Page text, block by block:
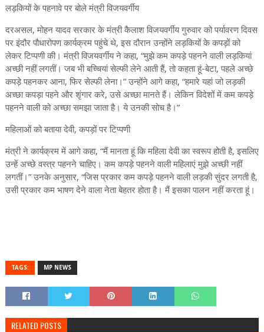
लड़कियों के पहनावे पर बोले मंत्री विजयवर्गीय
दरअसल, मोहन यादव सरकार के मंत्री कैलाश विजयवर्गीय गुरुवार को पर्यावरण दिवस
पर इंदौर पौधारोपण कार्यक्रम पहुंचे थे, इस दौरान उन्होंने लड़कियों के कपड़ों को
लेकर टिप्पणी की। मंत्री विजयवर्गीय ने कहा, “मुझे कम कपड़े पहनने वाली लड़कियां
अच्छी नहीं लगतीं। जब भी बच्चियां सेल्फी लेने आती हैं, तो कहता हूं-बेटा, पहले अच्छे
कपड़े पहनकर आना, फिर सेल्फी लेना।” उन्होंने आगे कहा, “हमारे यहां जो लड़की
अच्छा कपड़ा पहने और शृंगार करे, उसे अच्छा मानते हैं। लेकिन विदेशों में कम कपड़े
पहनने वाली को अच्छा समझा जाता है। ये उनकी सोच है।”
महिलाओं को बताया देवी, कपड़ों पर टिप्पणी
मंत्री ने कार्यक्रम में आगे कहा, “मैं मानता हूं कि महिला देवी का स्वरूप होती है, इसलिए
उन्हें अच्छे वस्त्र पहनने चाहिए। कम कपड़े पहनने वाली महिलाएं मुझे अच्छी नहीं
लगतीं।” उनके अनुसार, “जिस प्रकार कम कपड़े पहनने वाली लड़की सुंदर लगती है,
उसी प्रकार कम भाषण देने वाला नेता बेहतर होता है। मैं इसका पालन नहीं करता हूं।
TAGS: MP NEWS
RELATED POSTS